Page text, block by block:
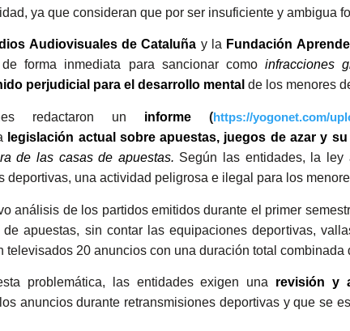
ya que consideran que por ser insuficiente y ambigua
Audiovisuales de Cataluña y la Fundación
forma inmediata para sancionar comoinfracciones
perjudicial para el desarrollo mentalde los menores
redactaron un informe (https://yogonet.com/
legislación actual sobre apuestas, juegos de azar y
de las casas de apuestas. Según las entidades, la
deportivas, una actividad peligrosa e ilegal para los
análisis de los partidos emitidos durante el primer
apuestas, sin contar las equipaciones deportivas,
televisados 20 anuncios con una duración total
problemática, las entidades exigen una revisión y
anuncios durante retransmisiones deportivas y que se